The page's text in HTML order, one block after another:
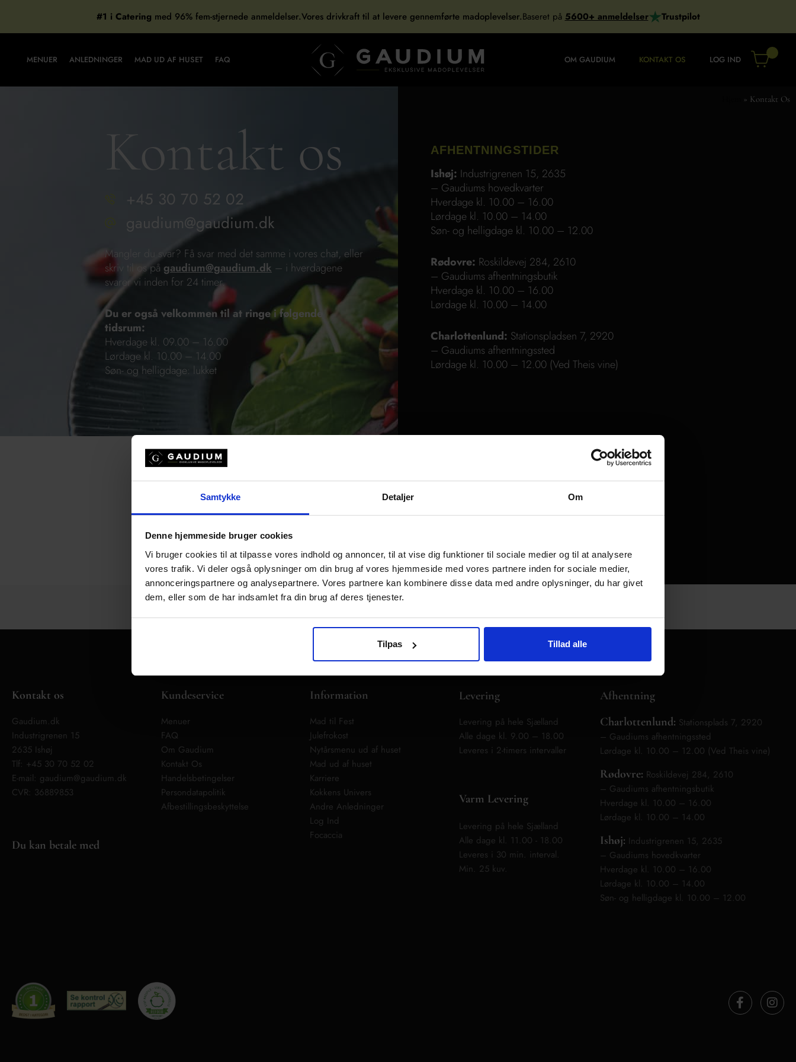
Samtykke Detaljer Om
Denne hjemmeside bruger cookies
Vi bruger cookies til at tilpasse vores indhold og annoncer, til at vise dig funktioner til sociale medier og til at analysere
vores trafik. Vi deler også oplysninger om din brug af vores hjemmeside med vores partnere inden for sociale medier,
annonceringspartnere og analysepartnere. Vores partnere kan kombinere disse data med andre oplysninger, du har givet
dem, eller som de har indsamlet fra din brug af deres tjenester.
Tilpas Tillad alle
indholdet
#1 i Catering med 96% fem-stjernede anmeldelser.Vores drivkraft til at levere gennemførte madoplevelser.Baseret på 5600+ anmeldelser Trustpilot
MENUER ANLEDNINGER MAD UD AF HUSET FAQ OM GAUDIUM KONTAKT OS LOG IND
» Kontakt Os
Kontakt os
+45 30 70 52 02
gaudium@gaudium.dk
Mangler du svar? Få svar med det samme i vores chat, eller
skriv til os på gaudium@gaudium.dk – i hverdagene
svarer vi inden for 24 timer.
Du er også velkommen til at ringe i følgende
tidsrum:
Hverdage kl. 09.00 – 16.00
Lørdage kl. 10.00 – 14.00
Søn- og helligdage: lukket
AFHENTNINGSTIDER
Ishøj: Industrigrenen 15, 2635
– Gaudiums hovedkvarter
Hverdage kl. 10.00 – 16.00
Lørdage kl. 10.00 – 14.00
Søn- og helligdage kl. 10.00 – 12.00
Rødovre: Roskildevej 284, 2610
– Gaudiums afhentningsbutik
Hverdage kl. 10.00 – 16.00
Lørdage kl. 10.00 – 14.00
Charlottenlund: Stationspladsen 7, 2920
– Gaudiums afhentningssted
Lørdage kl. 10.00 – 12.00 (Ved Theis vine)
Kontakt os
Gaudium.dk
Industrigrenen 15
2635 Ishøj
Tlf: +45 30 70 52 02
E-mail: gaudium@gaudium.dk
CVR: 36889853
Du kan betale med
Kundeservice
Menuer
FAQ
Om Gaudium
Kontakt Os
Handelsbetingelser
Persondatapolitik
Afbestillingsbeskyttelse
Information
Mad til Fest
Julefrokost
Nytårsmenu ud af huset
Mad ud af huset
Karriere
Kokkens Univers
Andre Anledninger
Log Ind
Focaccia
Levering
Levering på hele Sjælland
Alle dage kl. 9.00 – 18.00
Leveres i 2-timers intervaller
Varm Levering
Levering på hele Sjælland
Alle dage kl. 11.00 - 18.00
Leveres i 30 min. interval.
Min. 25 kuv.
Afhentning
Charlottenlund: Stationsplads 7, 2920
– Gaudiums afhentningssted
Lørdage kl. 10.00 – 12.00 (Ved Theis vine)
Rødovre: Roskildevej 284, 2610
– Gaudiums afhentningsbutik
Hverdage kl. 10.00 – 16.00
Lørdage kl. 10.00 – 14.00
Ishøj: Industrigrenen 15, 2635
– Gaudiums hovedkvarter
Hverdage kl. 10.00 – 16.00
Lørdage kl. 10.00 – 14.00
Søn- og helligdage kl. 10.00 – 12.00
e
b
o
t
a
g